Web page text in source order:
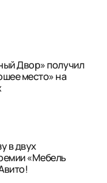
Двор» получил
место» на
в двух
«Мебель